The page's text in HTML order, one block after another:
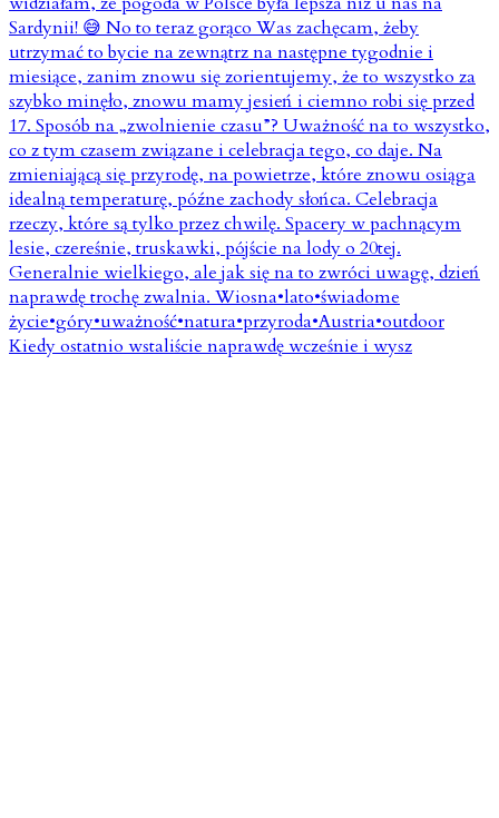
Kiedy ostatnio wstaliście naprawdę wcześnie i wysz